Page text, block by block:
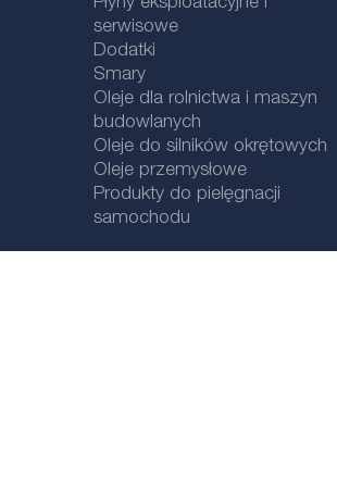
Płyny eksploatacyjne i
serwisowe
Dodatki
Smary
Oleje dla rolnictwa i maszyn
budowlanych
Oleje do silników okrętowych
Oleje przemysłowe
Produkty do pielęgnacji
samochodu